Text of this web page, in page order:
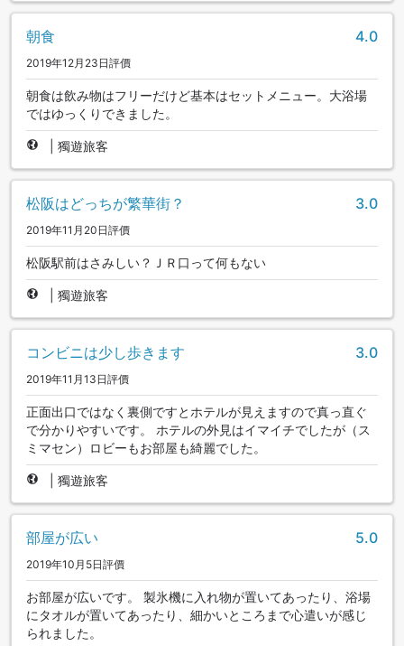
朝食 4.0
2019年12月23日評價
朝食は飲み物はフリーだけど基本はセットメニュー。大浴場
ではゆっくりできました。
獨遊旅客
松阪はどっちが繁華街？ 3.0
2019年11月20日評價
松阪駅前はさみしい？ＪＲ口って何もない
獨遊旅客
コンビニは少し歩きます 3.0
2019年11月13日評價
正面出口ではなく裏側ですとホテルが見えますので真っ直ぐ
で分かりやすいです。 ホテルの外見はイマイチでしたが（ス
ミマセン）ロビーもお部屋も綺麗でした。
獨遊旅客
部屋が広い 5.0
2019年10月5日評價
お部屋が広いです。 製氷機に入れ物が置いてあったり、浴場
にタオルが置いてあったり、細かいところまで心遣いが感じ
られました。